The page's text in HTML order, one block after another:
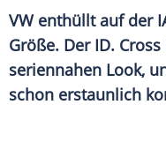
VW enthüllt auf der
Größe. Der ID.
seriennahen Look,
schon erstaunlich